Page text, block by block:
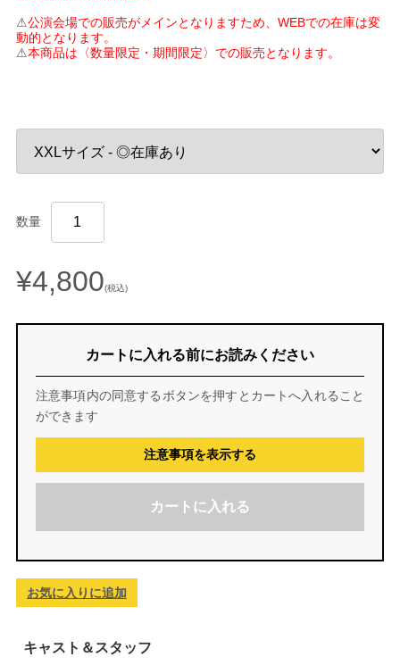
⚠公演会場での販売がメインとなりますため、WEBでの在庫は変
動的となります。
⚠本商品は〈数量限定・期間限定〉での販売となります。
数量
¥4,800(税込)
カートに入れる前にお読みください
注意事項内の同意するボタンを押すとカートへ入れること
ができます
注意事項を表示する
カートに入れる
お気に入りに追加
キャスト＆スタッフ